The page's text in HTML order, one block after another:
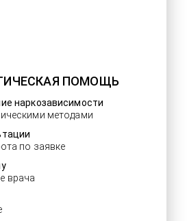
ПОМОЩЬ
наркозависимости
методами
по заявке
врача